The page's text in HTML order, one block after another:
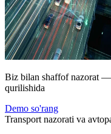
Biz bilan shaffof nazorat
qurilishida
Demo so'rang
Transport nazorati va